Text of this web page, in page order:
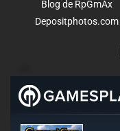
Blog de RpGmAx
Depositphotos.com